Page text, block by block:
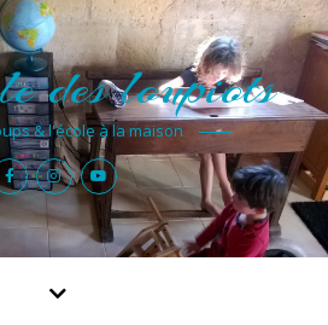
des loupiots
& l'école à la maison